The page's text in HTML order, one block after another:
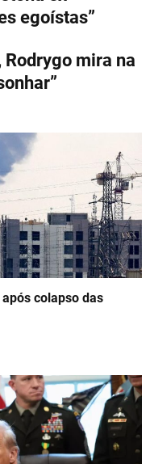
e
dI
n
e
egoístas”
Rodrygo mira na
colapso das